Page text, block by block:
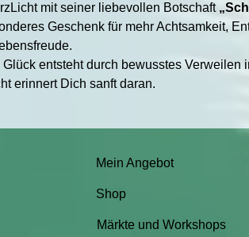
mit seiner liebevollen Botschaft
Geschenk für mehr Achtsamkeit,
Glück entsteht durch bewusstes Verweilen
erinnert Dich sanft daran.
Mein Angebot
Shop
Märkte und Workshops